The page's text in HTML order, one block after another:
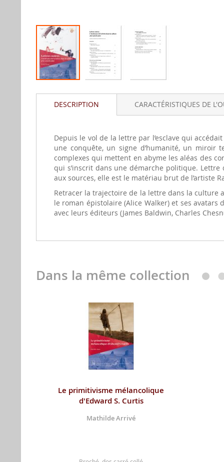
au
début
gallerie
d'image
DESCRIPTION
Depuis le vol de la lettre par l’esclave qui
une conquête, un signe d’humanité, un
complexes qui mettent en abyme les aléas des
qui s’inscrit dans une démarche politique.
aux sources, elle est le matériau brut de l’artiste
Retracer la trajectoire de la lettre dans la culture
le roman épistolaire (Alice Walker) et ses avatars
avec leurs éditeurs (James Baldwin, Charles
CARACTÉRISTIQUES DE
Dans la même collection
Le primitivisme mélancolique
d'Edward S. Curtis
Mathilde Arrivé